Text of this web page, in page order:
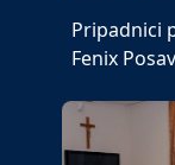
Pripadnici
Fenix